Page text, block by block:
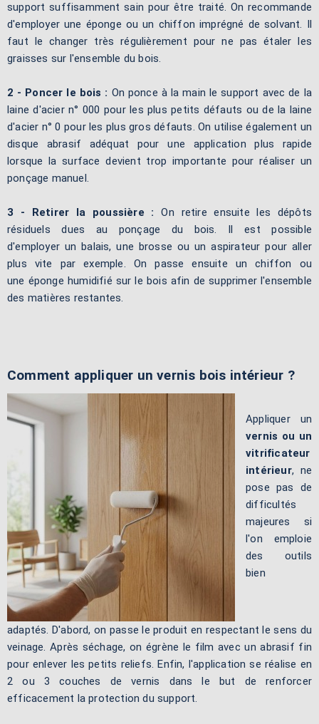
support suffisamment sain pour être traité. On recommande
d'employer une éponge ou un chiffon imprégné de solvant. Il
faut le changer très régulièrement pour ne pas étaler les
graisses sur l'ensemble du bois.
2 - Poncer le bois : On ponce à la main le support avec de la
laine d'acier n° 000 pour les plus petits défauts ou de la laine
d'acier n° 0 pour les plus gros défauts. On utilise également un
disque abrasif adéquat pour une application plus rapide
lorsque la surface devient trop importante pour réaliser un
ponçage manuel.
3 - Retirer la poussière : On retire ensuite les dépôts
résiduels dues au ponçage du bois. Il est possible
d'employer un balais, une brosse ou un aspirateur pour aller
plus vite par exemple. On passe ensuite un chiffon ou
une éponge humidifié sur le bois afin de supprimer l'ensemble
des matières restantes.
Comment appliquer un vernis bois intérieur ?
Appliquer un
vernis ou un
vitrificateur
intérieur, ne
pose pas de
difficultés
majeures si
l'on emploie
des outils
bien
adaptés. D'abord, on passe le produit en respectant le sens du
veinage. Après séchage, on égrène le film avec un abrasif fin
pour enlever les petits reliefs. Enfin, l'application se réalise en
2 ou 3 couches de vernis dans le but de renforcer
efficacement la protection du support.